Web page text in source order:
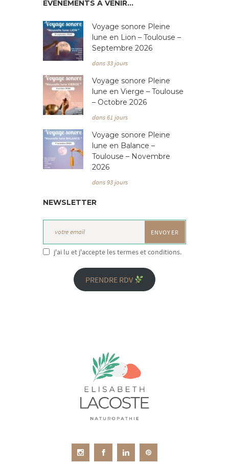
ÉVÉNEMENTS À VENIR…
Voyage sonore Pleine
lune en Lion – Toulouse –
Septembre 2026
dans 33 jours
Voyage sonore Pleine
lune en Vierge – Toulouse
– Octobre 2026
dans 61 jours
Voyage sonore Pleine
lune en Balance –
Toulouse – Novembre
2026
dans 93 jours
NEWSLETTER
j'ai lu et j'accepte les termes et conditions.
PRENDRE RDV